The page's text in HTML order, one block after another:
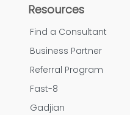
Resources
Find a Consultant
Business Partner
Referral Program
Fast-8
Gadjian